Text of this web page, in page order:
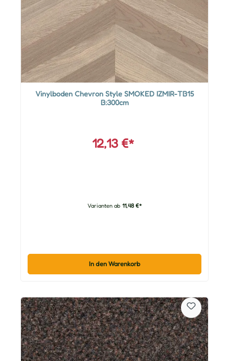
Vinylboden Chevron Style SMOKED IZMIR-TB15
B:300cm
12,13 €*
Varianten ab 11,48 €*
In den Warenkorb